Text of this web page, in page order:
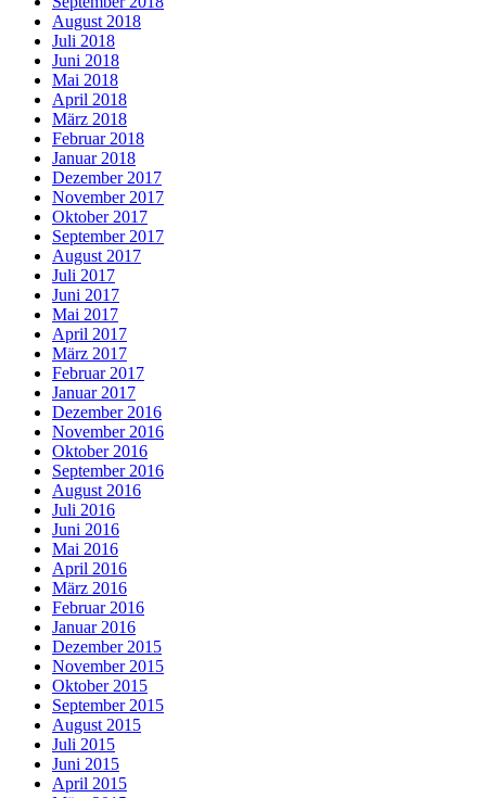
August 2018
Juli 2018
Juni 2018
Mai 2018
April 2018
März 2018
Februar 2018
Januar 2018
Dezember 2017
November 2017
Oktober 2017
September 2017
August 2017
Juli 2017
Juni 2017
Mai 2017
April 2017
März 2017
Februar 2017
Januar 2017
Dezember 2016
November 2016
Oktober 2016
September 2016
August 2016
Juli 2016
Juni 2016
Mai 2016
April 2016
März 2016
Februar 2016
Januar 2016
Dezember 2015
November 2015
Oktober 2015
September 2015
August 2015
Juli 2015
Juni 2015
April 2015